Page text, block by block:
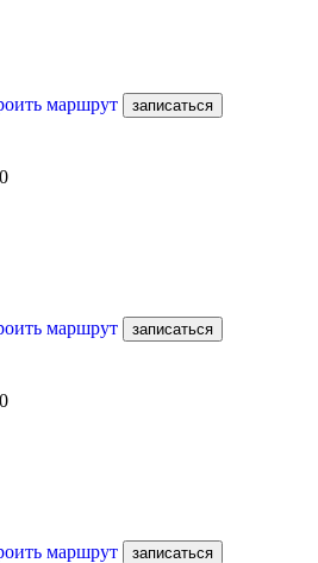
маршрут записаться
маршрут записаться
маршрут записаться